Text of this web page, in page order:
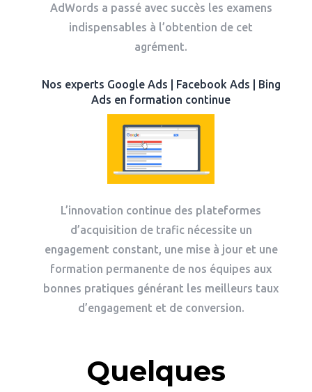
AdWords a passé avec succès les examens
indispensables à l’obtention de cet
agrément.
Nos experts Google Ads | Facebook Ads | Bing
Ads en formation continue
L’innovation continue des plateformes
d’acquisition de trafic nécessite un
engagement constant, une mise à jour et une
formation permanente de nos équipes aux
bonnes pratiques générant les meilleurs taux
d’engagement et de conversion.
Quelques